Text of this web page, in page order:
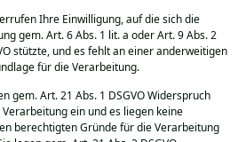
Ihre Einwilligung, auf die sich die
gem. Art. 6 Abs. 1 lit. a oder Art. 9 Abs. 2
stützte, und es fehlt an einer anderweitigen
für die Verarbeitung.
gem. Art. 21 Abs. 1 DSGVO Widerspruch
ein und es liegen keine
berechtigten Gründe für die Verarbeitung